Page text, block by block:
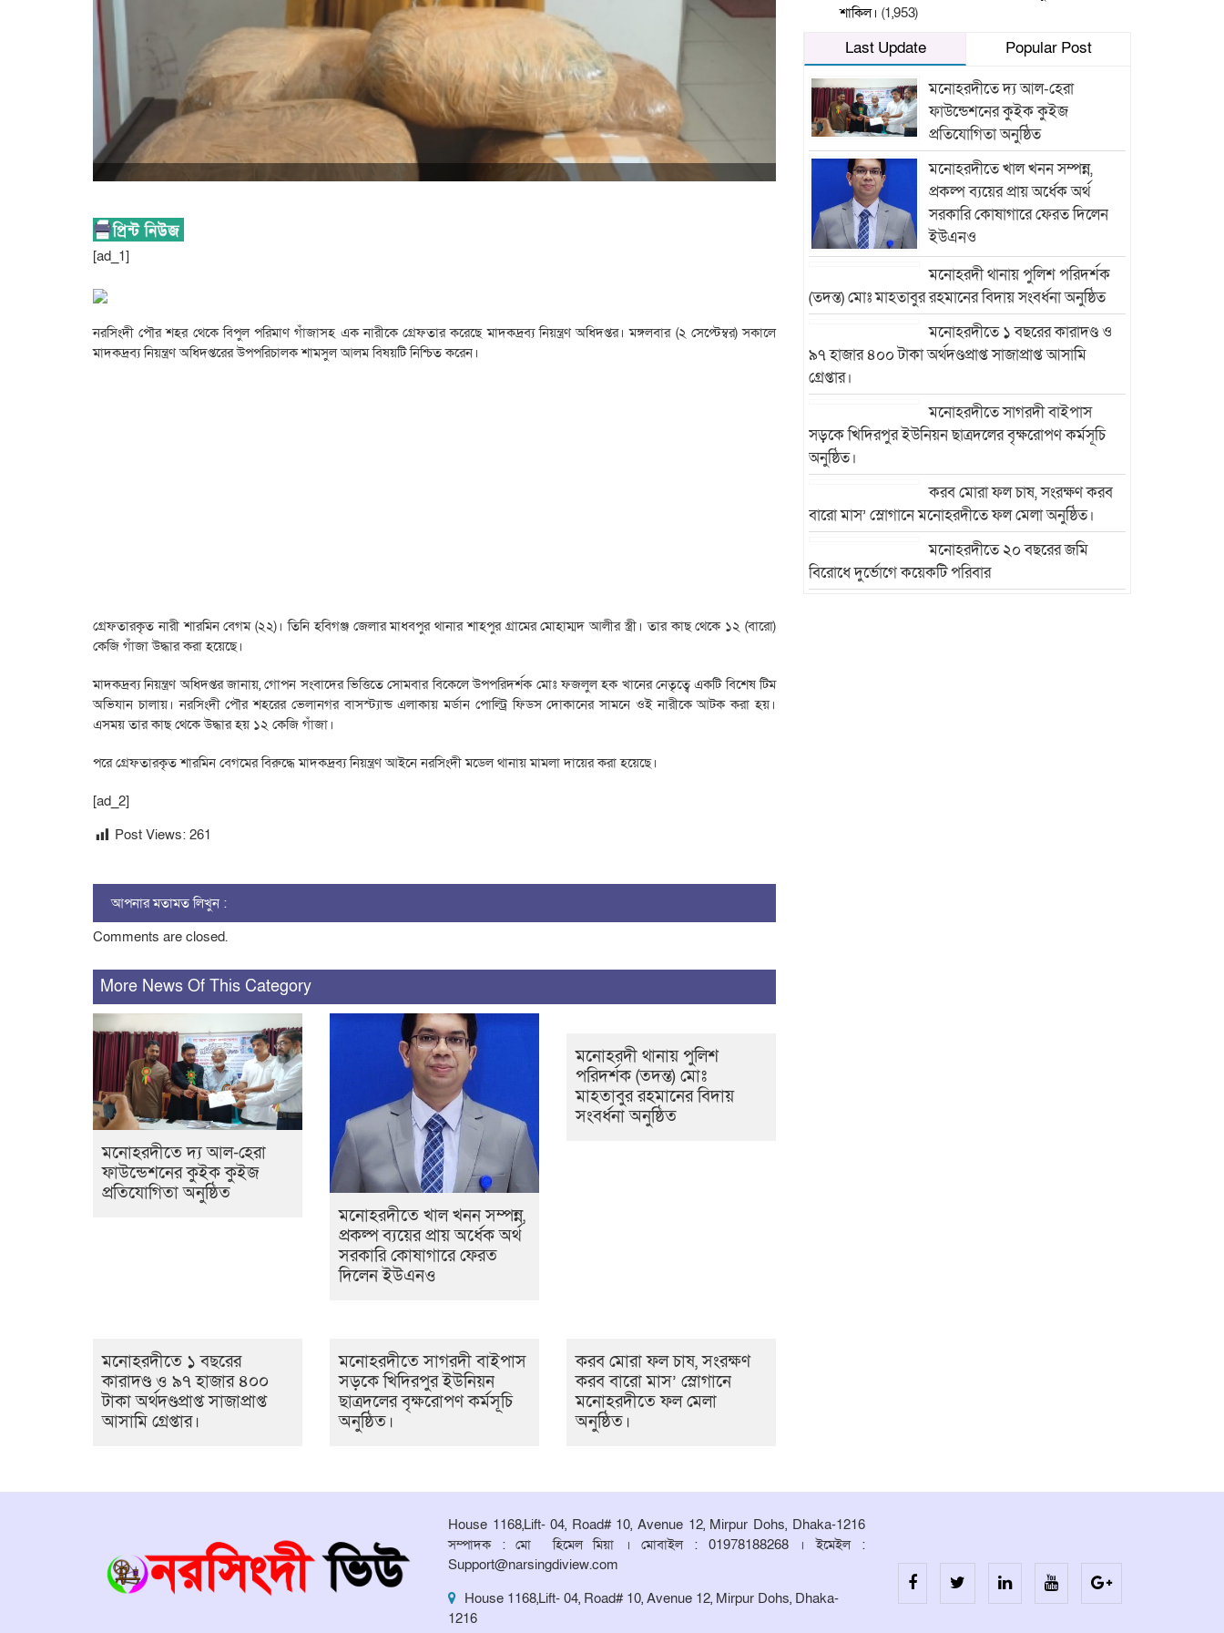
[ad_1]
নরসিংদী পৌর শহর থেকে বিপুল পরিমাণ গাঁজাসহ এক নারীকে গ্রেফতার করেছে মাদকদ্রব্য নিয়ন্ত্রণ অধিদপ্তর। মঙ্গলবার (২ সেপ্টেম্বর) সকালে
মাদকদ্রব্য নিয়ন্ত্রণ অধিদপ্তরের উপপরিচালক শামসুল আলম বিষয়টি নিশ্চিত করেন।
গ্রেফতারকৃত নারী শারমিন বেগম (২২)। তিনি হবিগঞ্জ জেলার মাধবপুর থানার শাহপুর গ্রামের মোহাম্মদ আলীর স্ত্রী। তার কাছ থেকে ১২ (বারো)
কেজি গাঁজা উদ্ধার করা হয়েছে।
মাদকদ্রব্য নিয়ন্ত্রণ অধিদপ্তর জানায়, গোপন সংবাদের ভিত্তিতে সোমবার বিকেলে উপপরিদর্শক মোঃ ফজলুল হক খানের নেতৃত্বে একটি বিশেষ টিম
অভিযান চালায়। নরসিংদী পৌর শহরের ভেলানগর বাসস্ট্যান্ড এলাকায় মর্ডান পোল্ট্রি ফিডস দোকানের সামনে ওই নারীকে আটক করা হয়।
এসময় তার কাছ থেকে উদ্ধার হয় ১২ কেজি গাঁজা।
পরে গ্রেফতারকৃত শারমিন বেগমের বিরুদ্ধে মাদকদ্রব্য নিয়ন্ত্রণ আইনে নরসিংদী মডেল থানায় মামলা দায়ের করা হয়েছে।
[ad_2]
Post Views: 261
আপনার মতামত লিখুন :
Comments are closed.
More News Of This Category
মনোহরদীতে দ্য আল-হেরা
ফাউন্ডেশনের কুইক কুইজ
প্রতিযোগিতা অনুষ্ঠিত
মনোহরদীতে খাল খনন সম্পন্ন,
প্রকল্প ব্যয়ের প্রায় অর্ধেক অর্থ
সরকারি কোষাগারে ফেরত
দিলেন ইউএনও
মনোহরদী থানায় পুলিশ
পরিদর্শক (তদন্ত) মোঃ
মাহতাবুর রহমানের বিদায়
সংবর্ধনা অনুষ্ঠিত
মনোহরদীতে ১ বছরের
কারাদণ্ড ও ৯৭ হাজার ৪০০
টাকা অর্থদণ্ডপ্রাপ্ত সাজাপ্রাপ্ত
আসামি গ্রেপ্তার।
মনোহরদীতে সাগরদী বাইপাস
সড়কে খিদিরপুর ইউনিয়ন
ছাত্রদলের বৃক্ষরোপণ কর্মসূচি
অনুষ্ঠিত।
করব মোরা ফল চাষ, সংরক্ষণ
করব বারো মাস’ স্লোগানে
মনোহরদীতে ফল মেলা
অনুষ্ঠিত।
শাকিল। (1,953)
Last Update
Popular Post
মনোহরদীতে দ্য আল-হেরা
ফাউন্ডেশনের কুইক কুইজ
প্রতিযোগিতা অনুষ্ঠিত
মনোহরদীতে খাল খনন সম্পন্ন,
প্রকল্প ব্যয়ের প্রায় অর্ধেক অর্থ
সরকারি কোষাগারে ফেরত দিলেন
ইউএনও
মনোহরদী থানায় পুলিশ পরিদর্শক
(তদন্ত) মোঃ মাহতাবুর রহমানের বিদায় সংবর্ধনা অনুষ্ঠিত
মনোহরদীতে ১ বছরের কারাদণ্ড ও
৯৭ হাজার ৪০০ টাকা অর্থদণ্ডপ্রাপ্ত সাজাপ্রাপ্ত আসামি
গ্রেপ্তার।
মনোহরদীতে সাগরদী বাইপাস
সড়কে খিদিরপুর ইউনিয়ন ছাত্রদলের বৃক্ষরোপণ কর্মসূচি
অনুষ্ঠিত।
করব মোরা ফল চাষ, সংরক্ষণ করব
বারো মাস’ স্লোগানে মনোহরদীতে ফল মেলা অনুষ্ঠিত।
মনোহরদীতে ২০ বছরের জমি
বিরোধে দুর্ভোগে কয়েকটি পরিবার
House 1168,Lift- 04, Road# 10, Avenue 12, Mirpur Dohs, Dhaka-1216
সম্পাদক : মো হিমেল মিয়া । মোবাইল : 01978188268 । ইমেইল :
Support@narsingdiview.com
House 1168,Lift- 04, Road# 10, Avenue 12, Mirpur Dohs, Dhaka-
1216